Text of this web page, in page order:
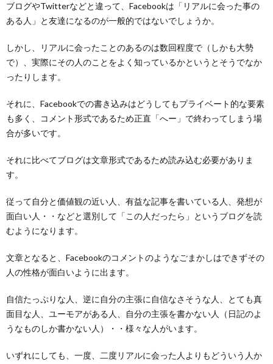
ブログやTwitterなどと違って、Facebookは「リアルに会った事の
ある人」と友達になるのが一般的ではないでしょうか。
しかし、リアルに会ったことのあるのは数回程度で（しかも大勢
で）、実際にその人のことをよく知っているかというとそうでなか
ったりします。
それに、Facebookでの書き込みはどうしてもプライベート的な要素
も多く、コメント形式であるため正直「へー」で終わってしまう場
合が多いです。
それに比べてブログは文章形式であるため読み込む必要がありま
す。
従って自分と価値観の近い人、有益な記事を書いている人、発想が
面白い人・・などと選別して「この人だったら」というブログを読
むようになります。
文章となると、Facebookのコメントのようなごまかしはできずその
人の性格が面白いように出ます。
自信たっぷりな人、逆に自分の主張に自信なさそうな人、とても真
面目な人、ユーモアがある人、自分の主張を書かない人（日記のよ
うなものしか書かない人）・・様々な人がいます。
いずれにしても、一度、二度リアルに会った人よりもどういう人か